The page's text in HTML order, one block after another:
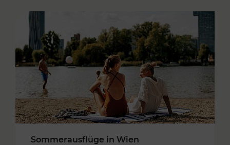
Sommerausflüge in Wien